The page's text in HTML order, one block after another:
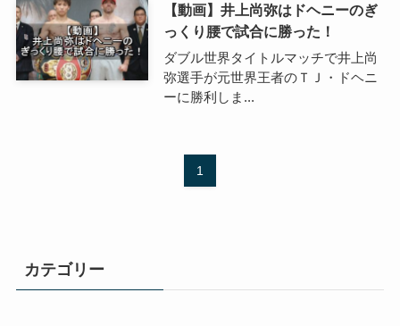
【動画】井上尚弥はドヘニーのぎ
っくり腰で試合に勝った！
ダブル世界タイトルマッチで井上尚
弥選手が元世界王者のＴＪ・ドヘニ
ーに勝利しま...
1
カテゴリー